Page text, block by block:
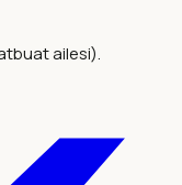
ailesi).